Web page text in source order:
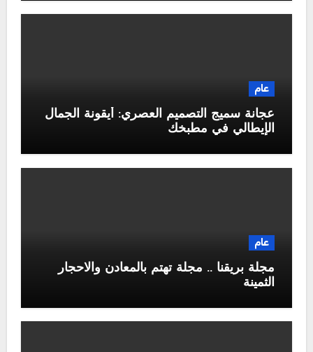
عام
عجانة سميج التصميم العصري: أيقونة الجمال
الإيطالي في مطبخك
عام
مجلة بريقنا .. مجلة تهتم بالمعادن والاحجار
الثمينة